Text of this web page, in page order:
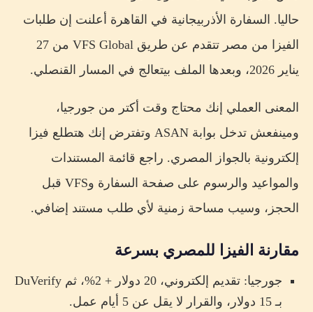
حاليا. السفارة الأذربيجانية في القاهرة أعلنت إن طلبات
الفيزا من مصر تتقدم عن طريق VFS Global من 27
يناير 2026، وبعدها الملف بيتعالج في المسار القنصلي.
المعنى العملي إنك محتاج وقت أكتر من جورجيا،
ومينفعش تدخل بوابة ASAN وتفترض إنك هتطلع فيزا
إلكترونية بالجواز المصري. راجع قائمة المستندات
والمواعيد والرسوم على صفحة السفارة وVFS قبل
الحجز، وسيب مساحة زمنية لأي طلب مستند إضافي.
مقارنة الفيزا للمصري بسرعة
جورجيا: تقديم إلكتروني، 20 دولار + 2%، ثم DuVerify
بـ 15 دولار، والقرار لا يقل عن 5 أيام عمل.